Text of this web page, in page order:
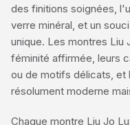
des finitions soignées,
verre minéral, et un
unique. Les montres Liu
féminité affirmée, leurs
ou de motifs délicats, et
résolument moderne
Chaque montre Liu Jo